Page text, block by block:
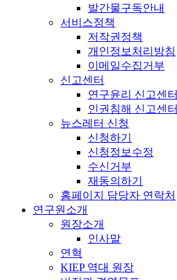
발간물구독안내
서비스정책
저작권정책
개인정보처리방침
이메일수집거부
신고센터
연구윤리 신고센터
인권침해 신고센터
뉴스레터 신청
신청하기
신청정보수정
수신거부
재동의하기
홈페이지 담당자 연락처
연구원소개
원장소개
인사말
연혁
KIEP 역대 원장